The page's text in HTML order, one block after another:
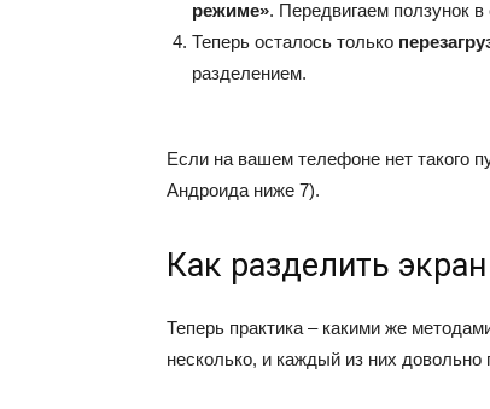
режиме». Передвигаем ползунок в
Теперь осталось только
разделением.
Если на вашем телефоне нет такого
Андроида ниже 7).
Как разделить
Теперь практика – какими же
несколько, и каждый из них довольно